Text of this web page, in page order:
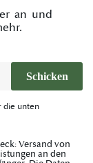
an und
Schicken
die unten
Versand von
an den